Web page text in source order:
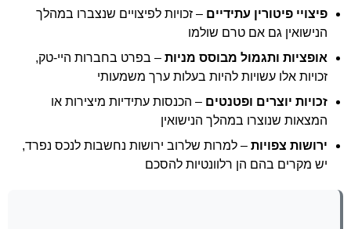
פיצויי פיטורין עתידיים – זכויות לפיצויים שנצברו במהלך
הנישואין גם אם טרם שולמו
אופציות ותגמול מבוסס מניות – בפרט בחברות היי-טק,
זכויות אלו עשויות להיות בעלות ערך משמעותי
זכויות יוצרים ופטנטים – הכנסות עתידיות מיצירות או
המצאות שנוצרו במהלך הנישואין
ירושות צפויות – למרות שלרוב ירושות נחשבות לנכס נפרד,
יש מקרים בהם הן רלוונטיות להסכם